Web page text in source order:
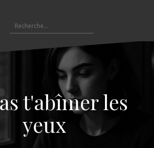
e
e
t'abîmer les
yeux